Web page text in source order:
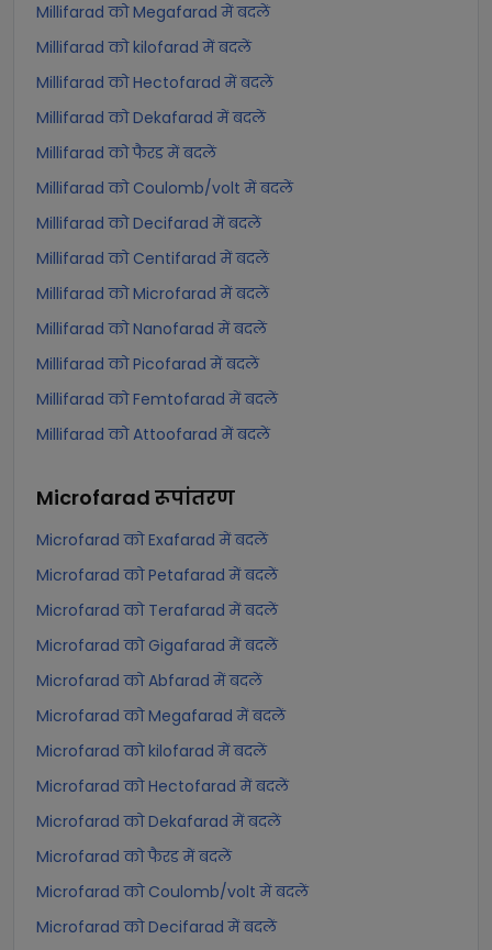
Millifarad को Megafarad में बदलें
Millifarad को kilofarad में बदलें
Millifarad को Hectofarad में बदलें
Millifarad को Dekafarad में बदलें
Millifarad को फैरड में बदलें
Millifarad को Coulomb/volt में बदलें
Millifarad को Decifarad में बदलें
Millifarad को Centifarad में बदलें
Millifarad को Microfarad में बदलें
Millifarad को Nanofarad में बदलें
Millifarad को Picofarad में बदलें
Millifarad को Femtofarad में बदलें
Millifarad को Attoofarad में बदलें
Microfarad रूपांतरण
Microfarad को Exafarad में बदलें
Microfarad को Petafarad में बदलें
Microfarad को Terafarad में बदलें
Microfarad को Gigafarad में बदलें
Microfarad को Abfarad में बदलें
Microfarad को Megafarad में बदलें
Microfarad को kilofarad में बदलें
Microfarad को Hectofarad में बदलें
Microfarad को Dekafarad में बदलें
Microfarad को फैरड में बदलें
Microfarad को Coulomb/volt में बदलें
Microfarad को Decifarad में बदलें